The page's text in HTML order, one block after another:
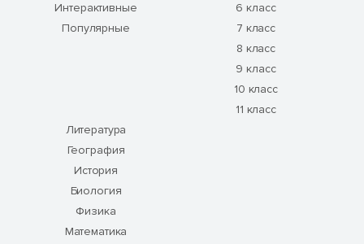
Интерактивные
Популярные
6 класс
7 класс
8 класс
9 класс
10 класс
11 класс
Литература
География
История
Биология
Физика
Математика